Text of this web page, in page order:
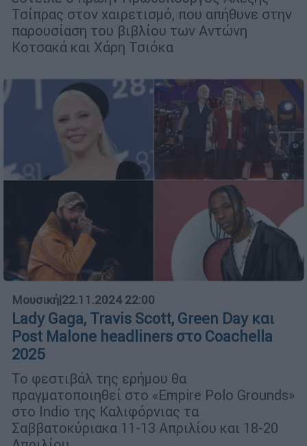
Τσίπρας στον χαιρετισμό, που απήθυνε στην
παρουσίαση του βιβλίου των Αντώνη
Κοτσακά και Χάρη Τσιόκα
Μουσική|22.11.2024 22:00
Lady Gaga, Travis Scott, Green Day και
Post Malone headliners στο Coachella
2025
Το φεστιβάλ της ερήμου θα
πραγματοποιηθεί στο «Empire Polo Grounds»
στο Indio της Καλιφόρνιας τα
Σαββατοκύριακα 11-13 Απριλίου και 18-20